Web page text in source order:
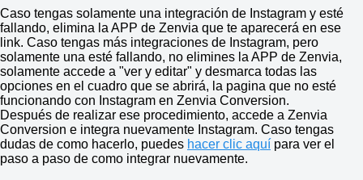
Caso tengas solamente una integración de Instagram y esté
fallando, elimina la APP de Zenvia que te aparecerá en ese
link. Caso tengas más integraciones de Instagram, pero
solamente una esté fallando, no elimines la APP de Zenvia,
solamente accede a "ver y editar" y desmarca todas las
opciones en el cuadro que se abrirá, la pagina que no esté
funcionando con Instagram en Zenvia Conversion.
Después de realizar ese procedimiento, accede a Zenvia
Conversion e integra nuevamente Instagram. Caso tengas
dudas de como hacerlo, puedes hacer clic aquí para ver el
paso a paso de como integrar nuevamente.